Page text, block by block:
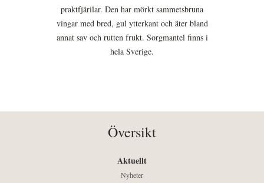
praktfjärilar. Den har mörkt sammetsbruna
vingar med bred, gul ytterkant och äter bland
annat sav och rutten frukt. Sorgmantel finns i
hela Sverige.
Översikt
Aktuellt
Nyheter